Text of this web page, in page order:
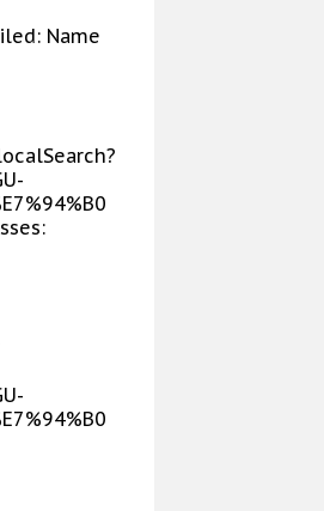
Name